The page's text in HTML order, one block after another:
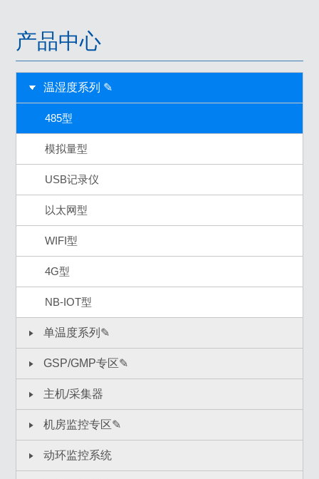
产品中心
温湿度系列 ✎
485型
模拟量型
USB记录仪
以太网型
WIFI型
4G型
NB-IOT型
单温度系列✎
GSP/GMP专区✎
主机/采集器
机房监控专区✎
动环监控系统